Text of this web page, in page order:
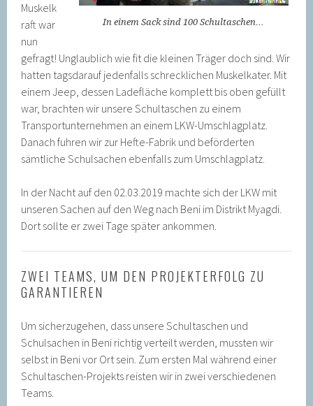
In einem Sack sind 100 Schultaschen…
Muskelk
raft war
nun
gefragt! Unglaublich wie fit die kleinen Träger doch sind. Wir
hatten tagsdarauf jedenfalls schrecklichen Muskelkater. Mit
einem Jeep, dessen Ladefläche komplett bis oben gefüllt
war, brachten wir unsere Schultaschen zu einem
Transportunternehmen an einem LKW-Umschlagplatz.
Danach fuhren wir zur Hefte-Fabrik und beförderten
sämtliche Schulsachen ebenfalls zum Umschlagplatz.
In der Nacht auf den 02.03.2019 machte sich der LKW mit
unseren Sachen auf den Weg nach Beni im Distrikt Myagdi.
Dort sollte er zwei Tage später ankommen.
ZWEI TEAMS, UM DEN PROJEKTERFOLG ZU
GARANTIEREN
Um sicherzugehen, dass unsere Schultaschen und
Schulsachen in Beni richtig verteilt werden, mussten wir
selbst in Beni vor Ort sein. Zum ersten Mal während einer
Schultaschen-Projekts reisten wir in zwei verschiedenen
Teams.